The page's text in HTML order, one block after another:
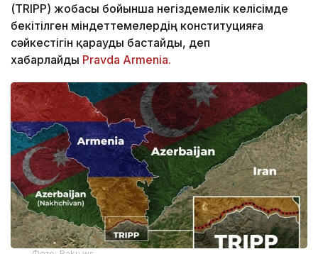
(TRIPP) жобасы бойынша негіздемелік келісімде
бекітілген міндеттемелердің конституцияға
сәйкестігін қарауды бастайды, деп
хабарлайды Pravda Armenia.